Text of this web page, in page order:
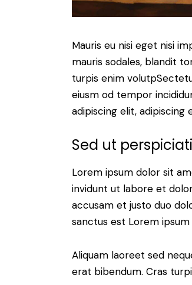
Mauris eu nisi eget nisi
mauris sodales, blandit
turpis enim
eiusm od tempor
adipiscing elit, adipiscing
Sed ut
Lorem ipsum dolor sit
invidunt ut labore et
accusam et justo duo
sanctus est Lorem
Aliquam laoreet sed
erat bibendum. Cras